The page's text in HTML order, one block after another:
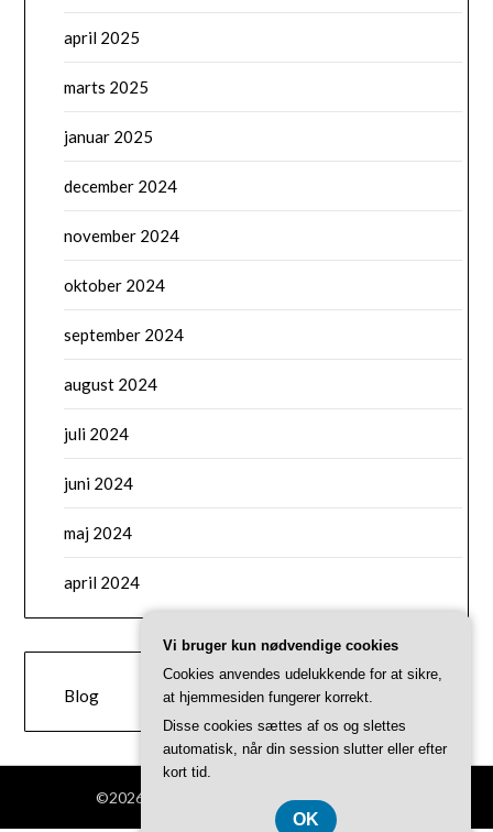
april 2025
marts 2025
januar 2025
december 2024
november 2024
oktober 2024
september 2024
august 2024
juli 2024
juni 2024
maj 2024
april 2024
CATEGORIES
Blog
©2026 Bnow.dk | Theme bySuperbThemes
Vi bruger kun nødvendige cookies
Cookies anvendes udelukkende for at sikre,
at hjemmesiden fungerer korrekt.
Disse cookies sættes af os og slettes
automatisk, når din session slutter eller efter
kort tid.
OK